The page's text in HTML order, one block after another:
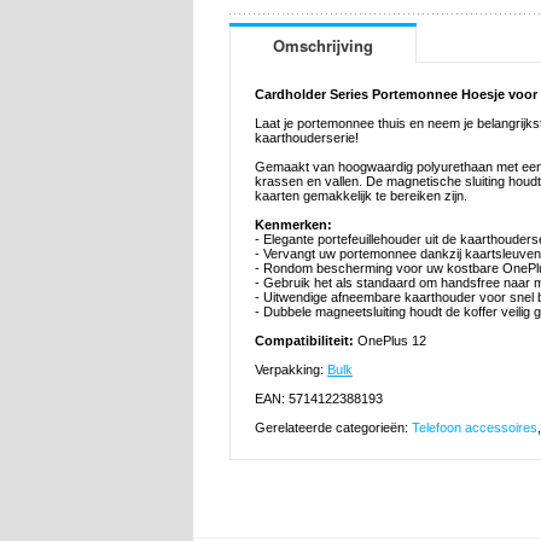
Omschrijving
Cardholder Series Portemonnee Hoesje voor
Laat je portemonnee thuis en neem je
kaarthouderserie!
Gemaakt van hoogwaardig polyurethaan met
krassen en vallen. De magnetische sluiting
kaarten gemakkelijk te bereiken zijn.
Kenmerken:
- Elegante portefeuillehouder uit de
- Vervangt uw portemonnee dankzij
- Rondom bescherming voor uw kostbare
- Gebruik het als standaard om handsfree naar
- Uitwendige afneembare kaarthouder voor snel
- Dubbele magneetsluiting houdt de koffer veilig
Compatibiliteit: OnePlus 12
Verpakking: Bulk
EAN: 5714122388193
Gerelateerde categorieën: Telefoon accessoires